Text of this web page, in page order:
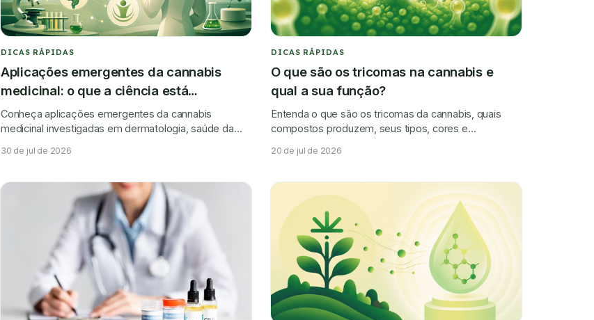
DICAS RÁPIDAS
Aplicações emergentes da cannabis
medicinal: o que a ciência está
investigando?
Conheça aplicações emergentes da cannabis
medicinal investigadas em dermatologia, saúde da
áreas.
30 de jul de 2026
DICAS RÁPIDAS
O que são os tricomas na cannabis e
qual a sua função?
Entenda o que são os tricomas da cannabis, quais
compostos produzem, seus tipos, cores e
20 de jul de 2026